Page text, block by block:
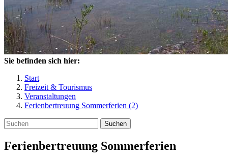
Sie befinden sich hier:
Start
Freizeit & Tourismus
Veranstaltungen
Ferienbertreuung Sommerferien (2)
Suchen
Ferienbertreuung Sommerferien